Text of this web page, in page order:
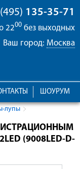
135-35-71
2200 без выходных
Ваш город: Москва
ШОУРУМ
лупы
(9008LED-D-